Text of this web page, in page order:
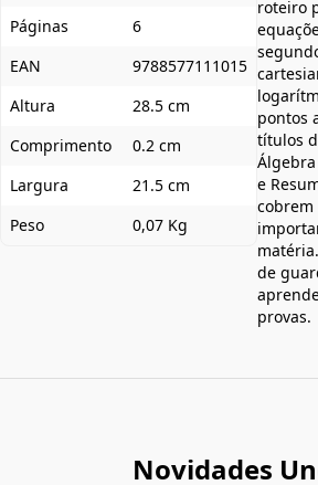
Páginas
6
EAN
9788577111015
Altura
28.5 cm
Comprimento
0.2 cm
Largura
21.5 cm
Peso
0,07 Kg
roteiro
pontos
títulos
e
cobrem
de
provas.
Novidades